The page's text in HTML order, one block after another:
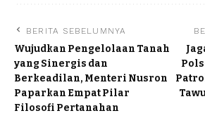
BERITA SEBELUMNYA
Wujudkan Pengelolaan Tanah
yang Sinergis dan
Berkeadilan, Menteri Nusron
Paparkan Empat Pilar
Filosofi Pertanahan